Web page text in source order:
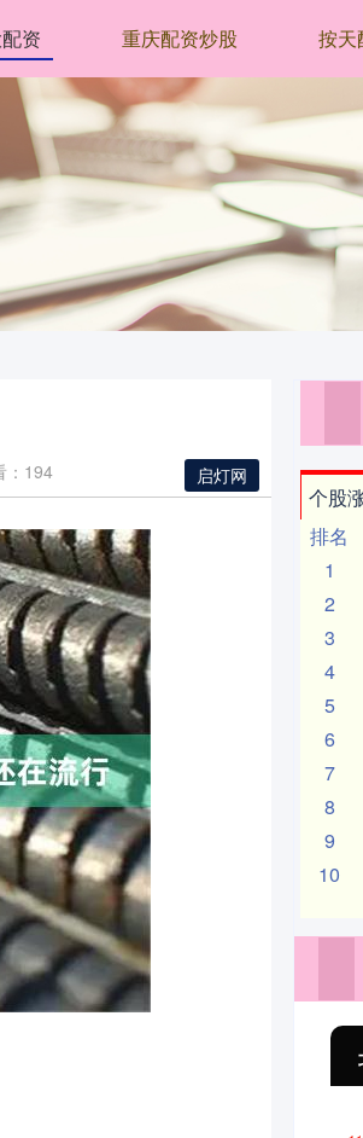
资 重庆配资炒股 按天
启灯网
：194
个股
排名
1
2
3
4
5
6
7
8
9
10